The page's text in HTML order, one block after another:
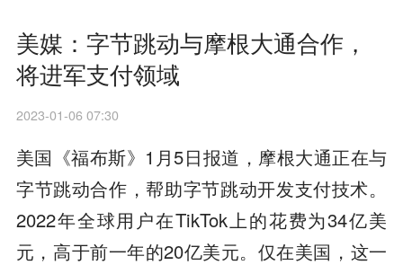
美媒：字节跳动与摩根大通合作，
将进军支付领域
2023-01-06 07:30
美国《福布斯》1月5日报道，摩根大通正在与
字节跳动合作，帮助字节跳动开发支付技术。
2022年全球用户在TikTok上的花费为34亿美
元，高于前一年的20亿美元。仅在美国，这一